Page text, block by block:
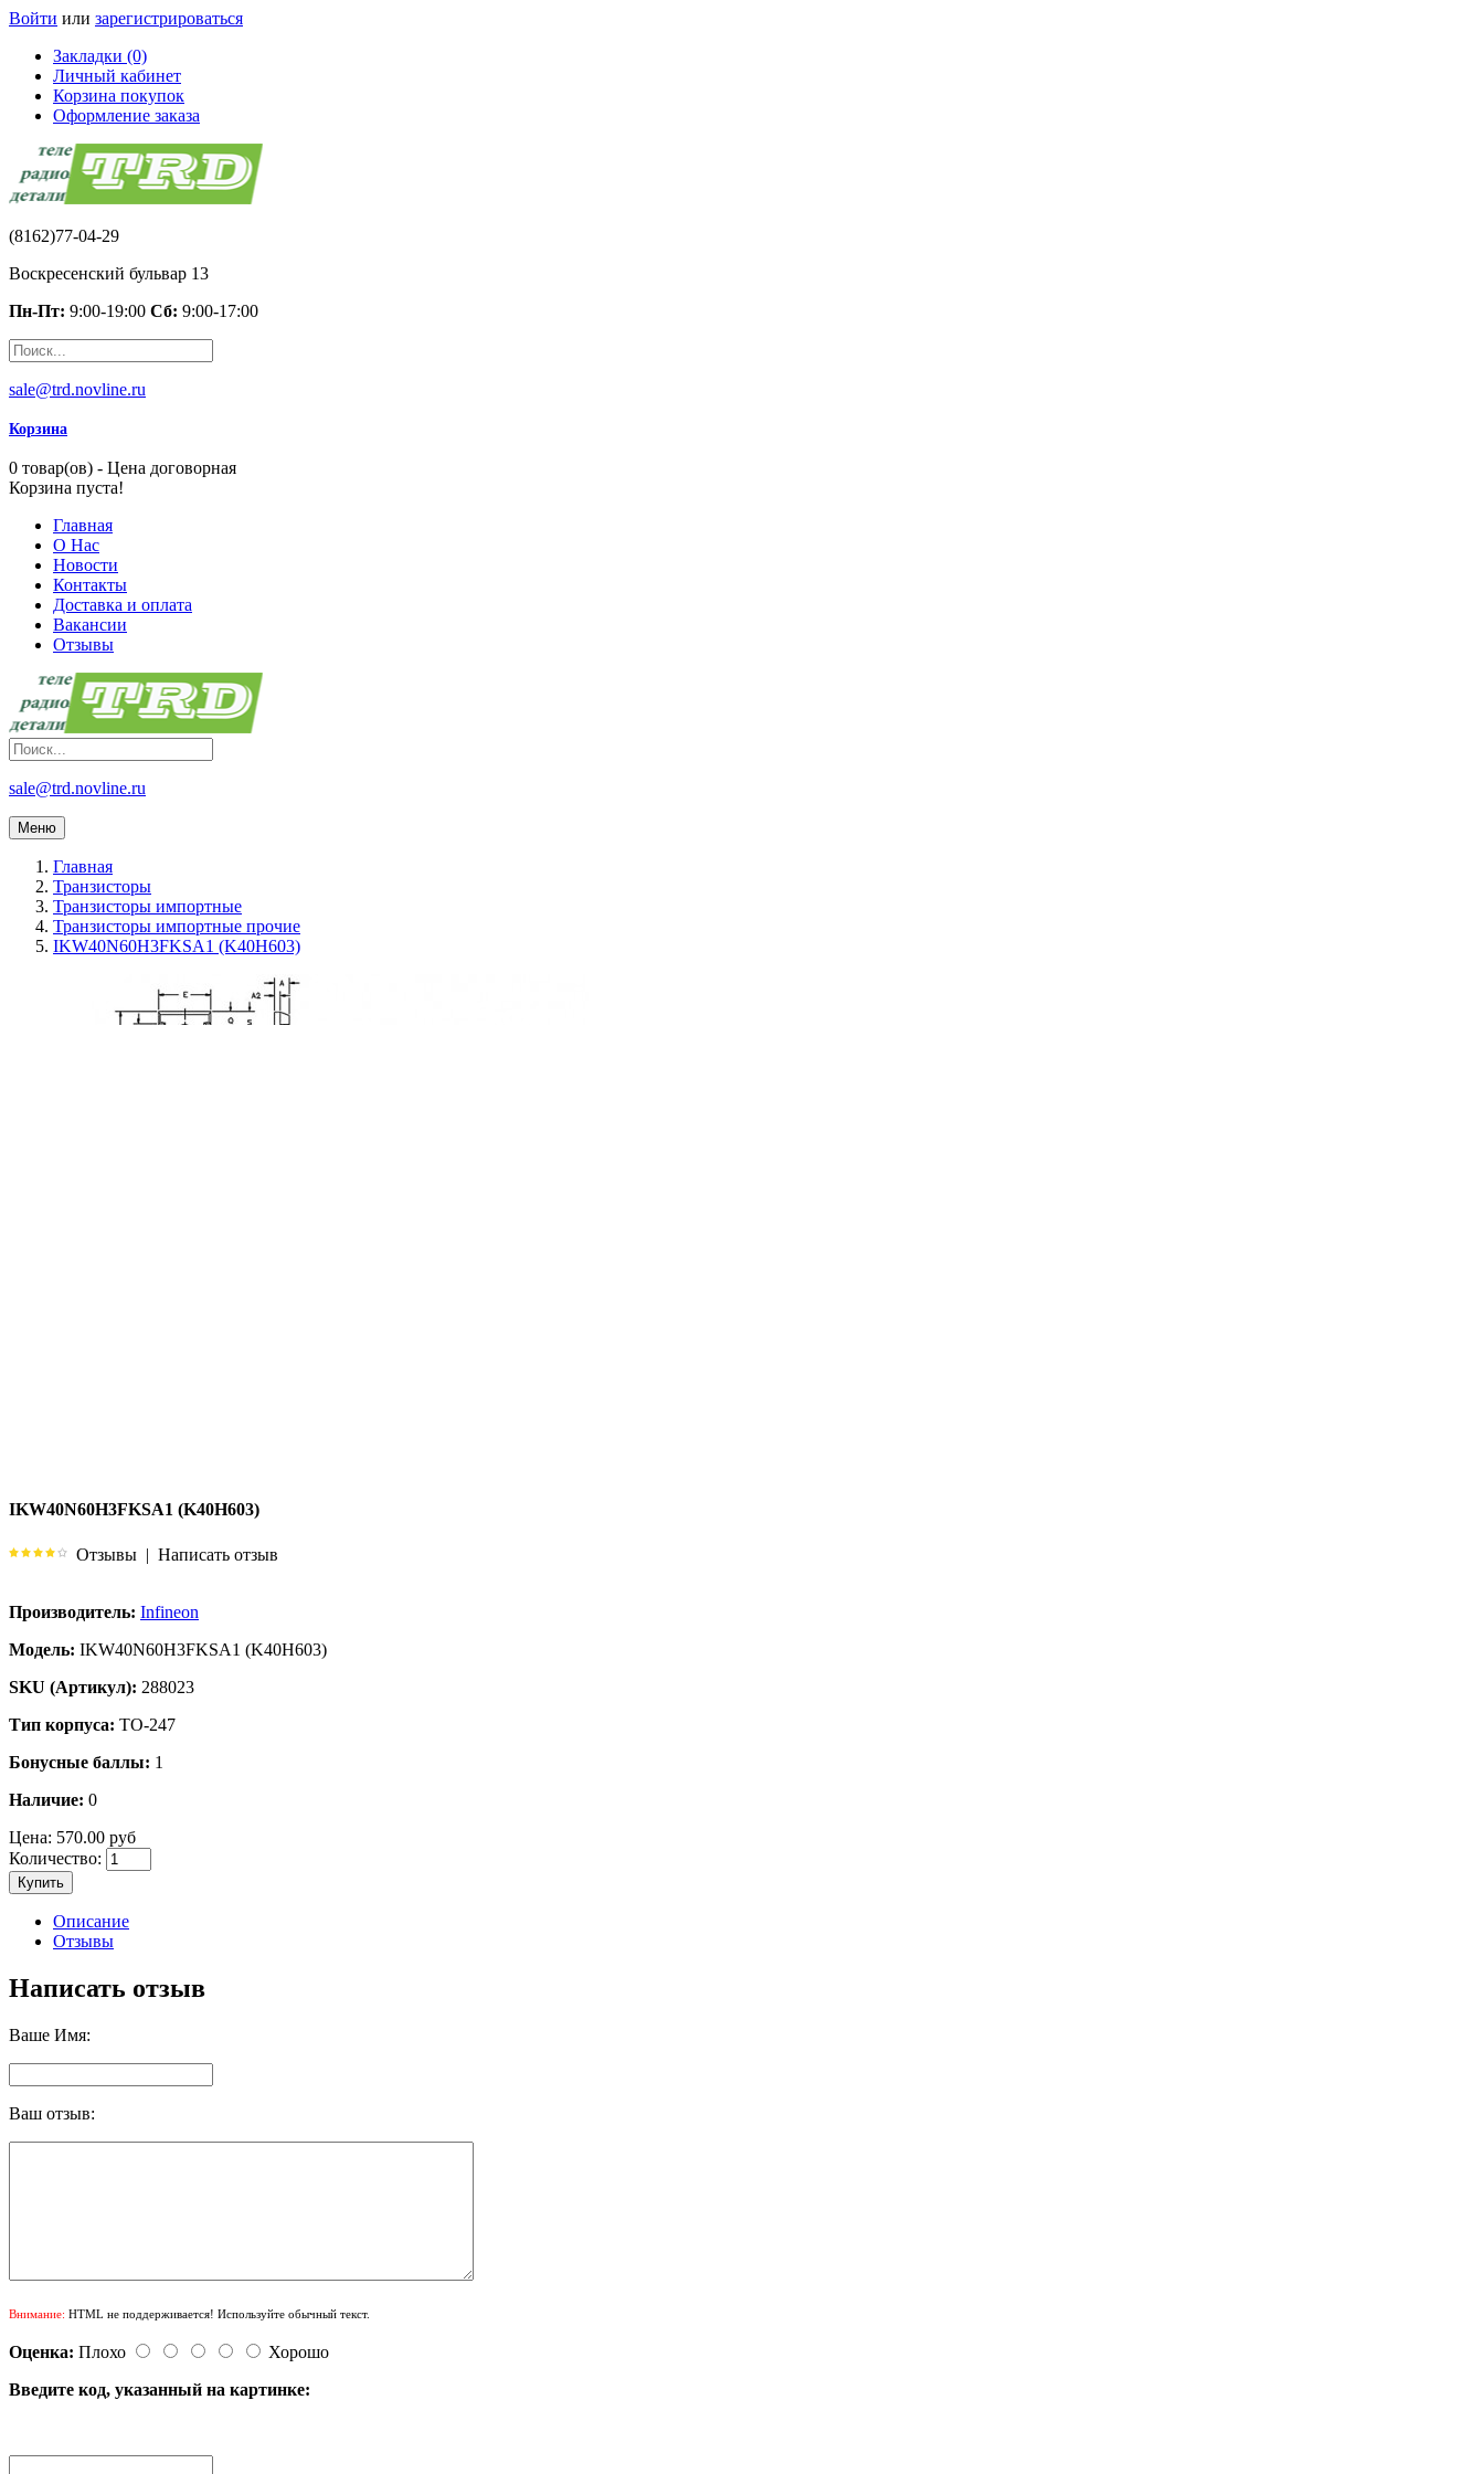
Войти или зарегистрироваться
Закладки (0)
Личный кабинет
Корзина покупок
Оформление заказа
(8162)77-04-29
Воскресенский бульвар 13
Пн-Пт: 9:00-19:00 Сб: 9:00-17:00
sale@trd.novline.ru
Корзина
0 товар(ов) - Цена договорная
Корзина пуста!
Главная
О Нас
Новости
Контакты
Доставка и оплата
Вакансии
Отзывы
sale@trd.novline.ru
Меню
Главная
Транзисторы
Транзисторы импортные
Транзисторы импортные прочие
IKW40N60H3FKSA1 (K40H603)
IKW40N60H3FKSA1 (K40H603)
Отзывы | Написать отзыв
Производитель: Infineon
Модель: IKW40N60H3FKSA1 (K40H603)
SKU (Артикул): 288023
Тип корпуса: TO-247
Бонусные баллы: 1
Наличие: 0
Цена: 570.00 руб
Количество:
Купить
Описание
Отзывы
Написать отзыв
Ваше Имя:
Ваш отзыв:
Внимание: HTML не поддерживается! Используйте обычный текст.
Оценка: Плохо
Хорошо
Введите код, указанный на картинке: